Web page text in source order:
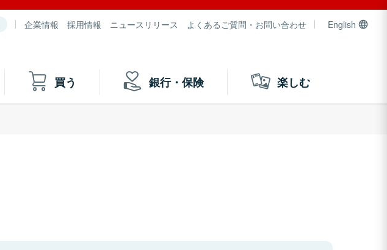
企業情報 採用情報 ニュースリリース よくあるご質問・お問い合わせ English
買う 銀行・保険 楽しむ